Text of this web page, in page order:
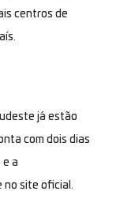
centros de
já estão
com dois dias
e a
no site oficial.